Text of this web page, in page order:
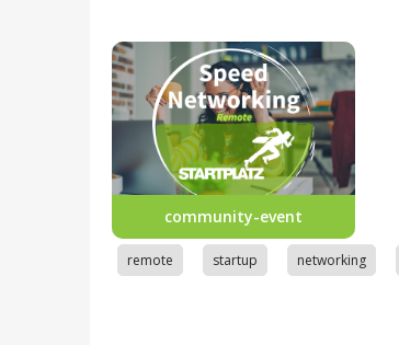
community-event
remote startup networking